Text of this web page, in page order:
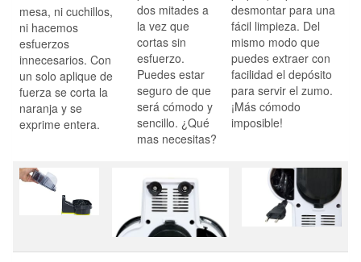
mesa, ni cuchillos,
ni hacemos
esfuerzos
innecesarios. Con
un solo aplique de
fuerza se corta la
naranja y se
exprime entera.
dos mitades a
la vez que
cortas sin
esfuerzo.
Puedes estar
seguro de que
será cómodo y
sencillo. ¿Qué
mas necesitas?
desmontar para una
fácil limpieza. Del
mismo modo que
puedes extraer con
facilidad el depósito
para servir el zumo.
¡Más cómodo
imposible!